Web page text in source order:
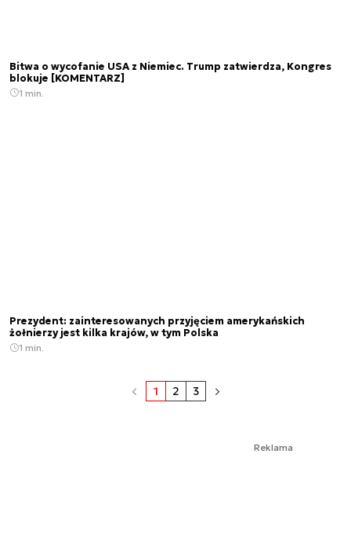
Bitwa o wycofanie USA z Niemiec. Trump zatwierdza, Kongres
blokuje [KOMENTARZ]
1 min.
Prezydent: zainteresowanych przyjęciem amerykańskich
żołnierzy jest kilka krajów, w tym Polska
1 min.
1 2 3
Reklama